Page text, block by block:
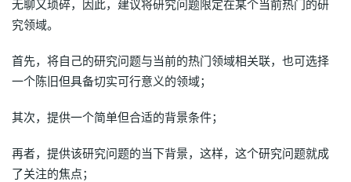
无聊又琐碎，因此，建议将研究问题限定在某个当前热门的研
究领域。
首先，将自己的研究问题与当前的热门领域相关联，也可选择
一个陈旧但具备切实可行意义的领域；
其次，提供一个简单但合适的背景条件；
再者，提供该研究问题的当下背景，这样，这个研究问题就成
了关注的焦点；